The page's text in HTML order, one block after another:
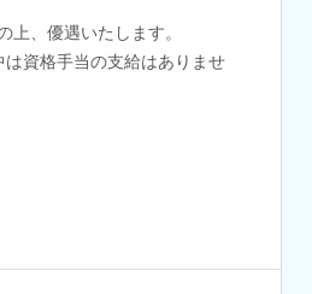
、優遇いたします。
資格手当の支給はありませ